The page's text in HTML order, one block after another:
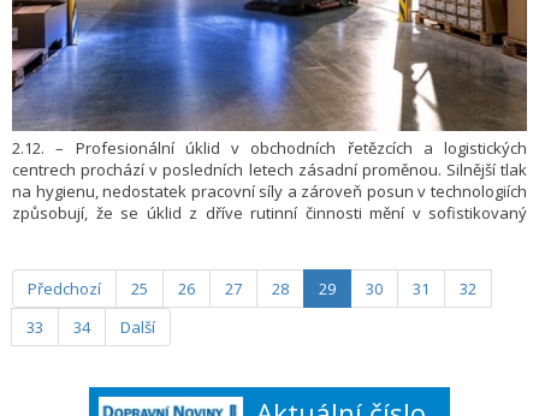
2.12. – Profesionální úklid v obchodních řetězcích a logistických
centrech prochází v posledních letech zásadní proměnou. Silnější tlak
na hygienu, nedostatek pracovní síly a zároveň posun v technologiích
způsobují, že se úklid z dříve rutinní činnosti mění v sofistikovaný
Předchozí
25 26 27 28 29 30 31
32
33
34 Další